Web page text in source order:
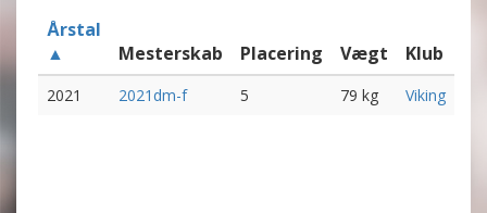
Årstal
▲
Mesterskab Placering Vægt Klub
2021 2021dm-f 5 79 kg Viking